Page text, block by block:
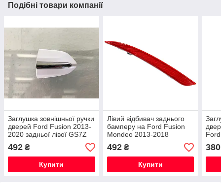
Подібні товари компанії
Заглушка зовнішньої ручки
дверей Ford Fusion 2013-
2020 задньої лівої GS7Z
54218A15-AA
492 ₴
Купити
Лівий відбивач заднього
бамперу на Ford Fusion
Mondeo 2013-2018
Катафот DS7Z13A565B
492₴
Купити
380